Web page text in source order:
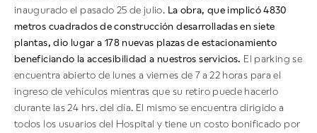
inaugurado el pasado 25 de julio. La obra, que implicó 4830
metros cuadrados de construcción desarrolladas en siete
plantas, dio lugar a 178 nuevas plazas de estacionamiento
beneficiando la accesibilidad a nuestros servicios. El parking se
encuentra abierto de lunes a viernes de 7 a 22 horas para el
ingreso de vehículos mientras que su retiro puede hacerlo
durante las 24 hrs. del día. El mismo se encuentra dirigido a
todos los usuarios del Hospital y tiene un costo bonificado por